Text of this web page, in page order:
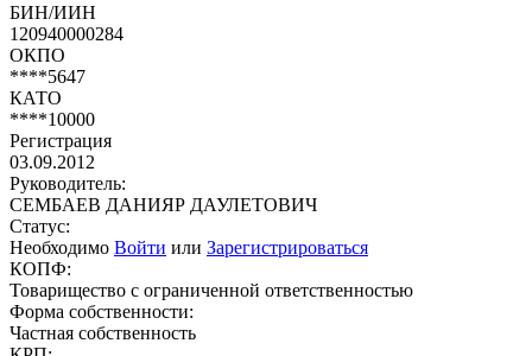
БИН/ИИН
120940000284
ОКПО
****5647
КАТО
****10000
Регистрация
03.09.2012
Руководитель:
СЕМБАЕВ ДАНИЯР ДАУЛЕТОВИЧ
Статус:
Необходимо Войти или Зарегистрироваться
КОПФ:
Товарищество с ограниченной ответственностью
Форма собственности:
Частная собственность